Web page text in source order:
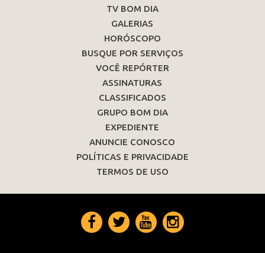
TV BOM DIA
GALERIAS
HORÓSCOPO
BUSQUE POR SERVIÇOS
VOCÊ REPÓRTER
ASSINATURAS
CLASSIFICADOS
GRUPO BOM DIA
EXPEDIENTE
ANUNCIE CONOSCO
POLÍTICAS E PRIVACIDADE
TERMOS DE USO